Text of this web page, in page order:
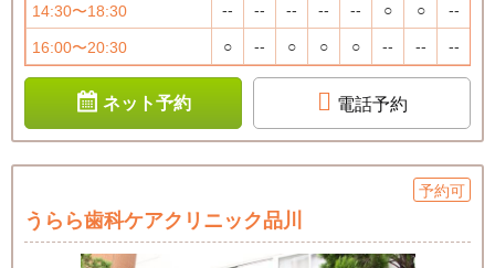
14:30〜18:30 -- -- -- -- -- ○ ○ --
16:00〜20:30 ○ -- ○ ○ ○ -- -- --
ネット予約 電話予約
予約可
うらら歯科ケアクリニック品川